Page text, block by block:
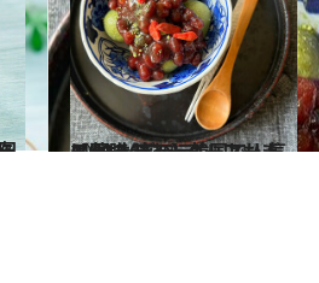
2023.11.19
【#9を読む】韓国で人気の“よもぎラテ”。よもぎは薬膳のスーパーフード！
ビューティ＆ヘルス